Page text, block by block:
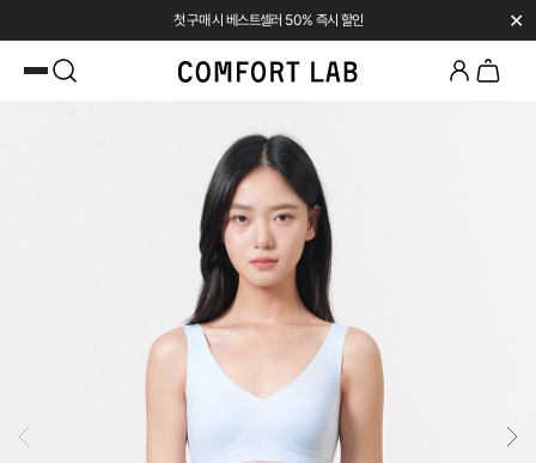
첫 구매 시 베스트셀러 50% 즉시 할인 ✕